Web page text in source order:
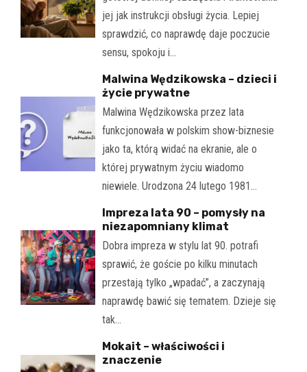
jej jak instrukcji obsługi życia. Lepiej
sprawdzić, co naprawdę daje poczucie
sensu, spokoju i…
Malwina Wędzikowska – dzieci i
życie prywatne
Malwina Wędzikowska przez lata
funkcjonowała w polskim show-biznesie
jako ta, którą widać na ekranie, ale o
której prywatnym życiu wiadomo
niewiele. Urodzona 24 lutego 1981…
Impreza lata 90 – pomysły na
niezapomniany klimat
Dobra impreza w stylu lat 90. potrafi
sprawić, że goście po kilku minutach
przestają tylko „wpadać”, a zaczynają
naprawdę bawić się tematem. Dzieje się
tak…
Mokait – właściwości i
znaczenie